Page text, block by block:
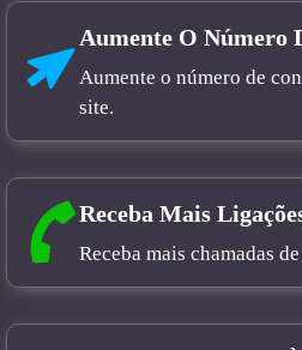
Aumente O Número
Aumente o número de
site.
Receba Mais
Receba mais chamadas